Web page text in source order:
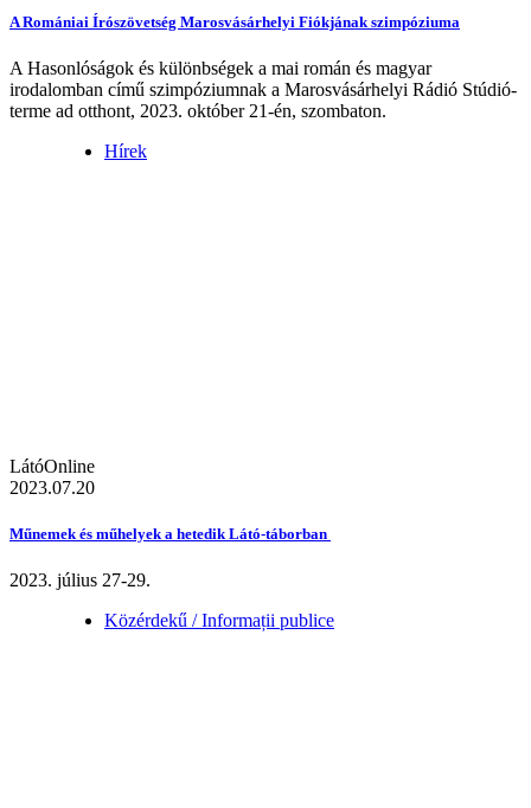
A Romániai Írószövetség Marosvásárhelyi Fiókjának szimpóziuma
A Hasonlóságok és különbségek a mai román és magyar
irodalomban című szimpóziumnak a Marosvásárhelyi Rádió Stúdió-
terme ad otthont, 2023. október 21-én, szombaton.
Hírek
LátóOnline
2023.07.20
Műnemek és műhelyek a hetedik Látó-táborban
2023. július 27-29.
Közérdekű / Informații publice